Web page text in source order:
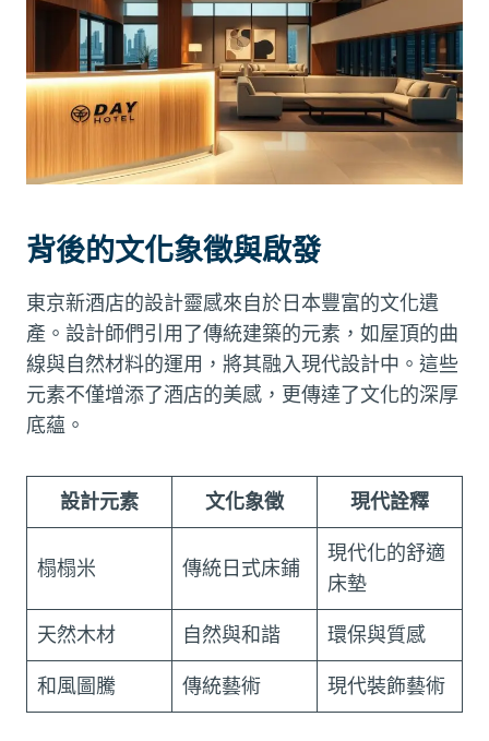
背後的文化象徵與啟發
東京新酒店的設計靈感來自於日本豐富的文化遺
產。設計師們引用了傳統建築的元素，如屋頂的曲
線與自然材料的運用，將其融入現代設計中。這些
元素不僅增添了酒店的美感，更傳達了文化的深厚
底蘊。
設計元素 文化象徵 現代詮釋
榻榻米 傳統日式床鋪
現代化的舒適
床墊
天然木材 自然與和諧 環保與質感
和風圖騰 傳統藝術 現代裝飾藝術